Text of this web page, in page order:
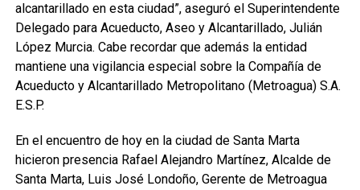
alcantarillado en esta ciudad”, aseguró el Superintendente
Delegado para Acueducto, Aseo y Alcantarillado, Julián
López Murcia. Cabe recordar que además la entidad
mantiene una vigilancia especial sobre la Compañía de
Acueducto y Alcantarillado Metropolitano (Metroagua) S.A.
E.S.P.
En el encuentro de hoy en la ciudad de Santa Marta
hicieron presencia Rafael Alejandro Martínez, Alcalde de
Santa Marta, Luis José Londoño, Gerente de Metroagua